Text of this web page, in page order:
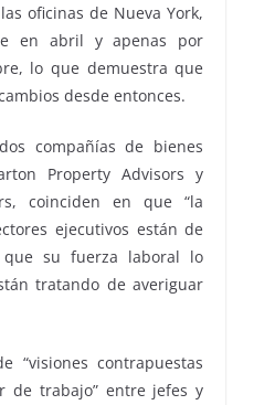
oficinas de Nueva York,
en abril y apenas por
lo que demuestra que
desde entonces.
compañías de bienes
Property Advisors y
coinciden en que “la
ejecutivos están de
su fuerza laboral lo
tratando de averiguar
“visiones contrapuestas
de trabajo” entre jefes y